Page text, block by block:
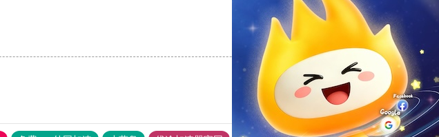
反对[0]